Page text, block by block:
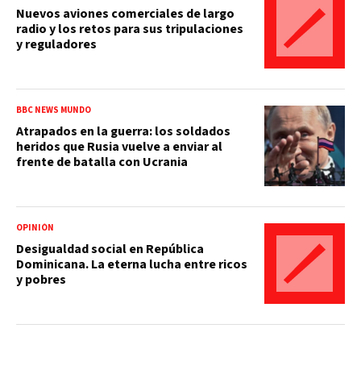
Nuevos aviones comerciales de largo
radio y los retos para sus tripulaciones
y reguladores
BBC NEWS MUNDO
Atrapados en la guerra: los soldados
heridos que Rusia vuelve a enviar al
frente de batalla con Ucrania
OPINIÓN
Desigualdad social en República
Dominicana. La eterna lucha entre ricos
y pobres